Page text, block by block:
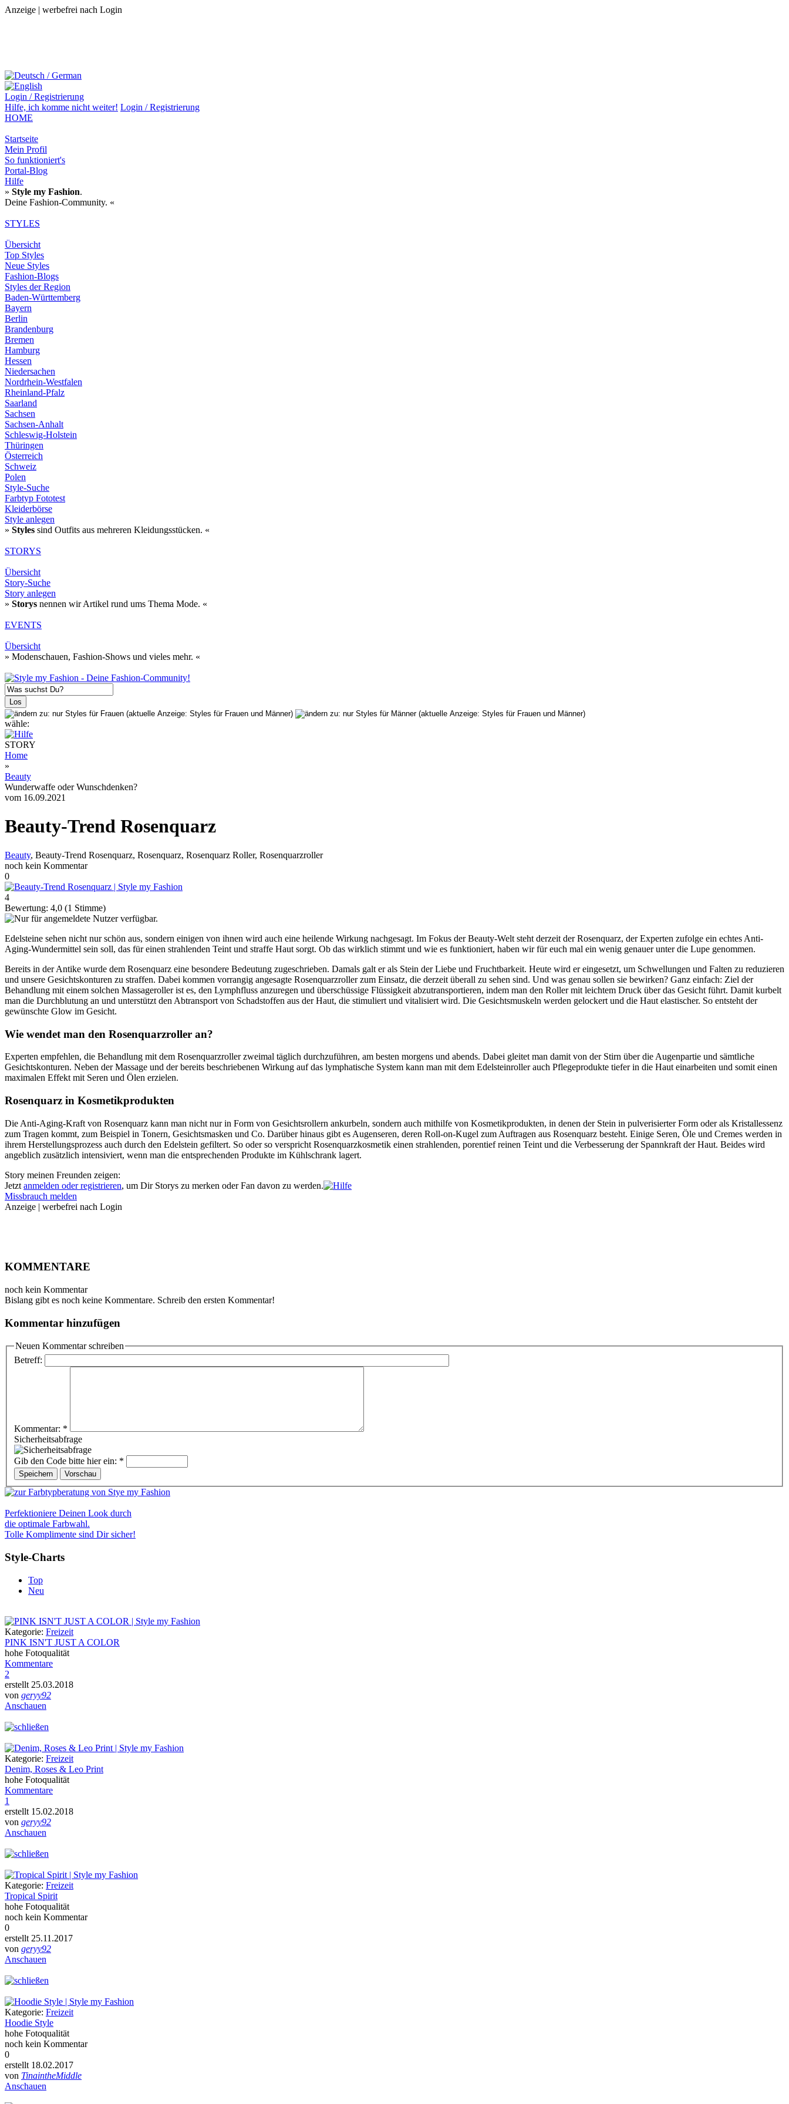
Anzeige | werbefrei nach Login
Login / Registrierung
Hilfe, ich komme nicht weiter! Login / Registrierung
HOME
Startseite
Mein Profil
So funktioniert's
Portal-Blog
Hilfe
» Style my Fashion.
Deine Fashion-Community. «
STYLES
Übersicht
Top Styles
Neue Styles
Fashion-Blogs
Styles der Region
Baden-Württemberg
Bayern
Berlin
Brandenburg
Bremen
Hamburg
Hessen
Niedersachen
Nordrhein-Westfalen
Rheinland-Pfalz
Saarland
Sachsen
Sachsen-Anhalt
Schleswig-Holstein
Thüringen
Österreich
Schweiz
Polen
Style-Suche
Farbtyp Fototest
Kleiderbörse
Style anlegen
» Styles sind Outfits aus mehreren Kleidungsstücken. «
STORYS
Übersicht
Story-Suche
Story anlegen
» Storys nennen wir Artikel rund ums Thema Mode. «
EVENTS
Übersicht
» Modenschauen, Fashion-Shows und vieles mehr. «
wähle:
STORY
Home
»
Beauty
Wunderwaffe oder Wunschdenken?
vom 16.09.2021
Beauty-Trend Rosenquarz
Beauty, Beauty-Trend Rosenquarz, Rosenquarz, Rosenquarz Roller, Rosenquarzroller
noch kein Kommentar
0
4
Bewertung: 4,0 (1 Stimme)
Edelsteine sehen nicht nur schön aus, sondern einigen von ihnen wird auch eine heilende Wirkung nachgesagt. Im Fokus der Beauty-Welt steht derzeit der Rosenquarz, der Experten zufolge ein echtes Anti-
Aging-Wundermittel sein soll, das für einen strahlenden Teint und straffe Haut sorgt. Ob das wirklich stimmt und wie es funktioniert, haben wir für euch mal ein wenig genauer unter die Lupe genommen.
Bereits in der Antike wurde dem Rosenquarz eine besondere Bedeutung zugeschrieben. Damals galt er als Stein der Liebe und Fruchtbarkeit. Heute wird er eingesetzt, um Schwellungen und Falten zu reduzieren
und unsere Gesichtskonturen zu straffen. Dabei kommen vorrangig angesagte Rosenquarzroller zum Einsatz, die derzeit überall zu sehen sind. Und was genau sollen sie bewirken? Ganz einfach: Ziel der
Behandlung mit einem solchen Massageroller ist es, den Lymphfluss anzuregen und überschüssige Flüssigkeit abzutransportieren, indem man den Roller mit leichtem Druck über das Gesicht führt. Damit kurbelt
man die Durchblutung an und unterstützt den Abtransport von Schadstoffen aus der Haut, die stimuliert und vitalisiert wird. Die Gesichtsmuskeln werden gelockert und die Haut elastischer. So entsteht der
gewünschte Glow im Gesicht.
Wie wendet man den Rosenquarzroller an?
Experten empfehlen, die Behandlung mit dem Rosenquarzroller zweimal täglich durchzuführen, am besten morgens und abends. Dabei gleitet man damit von der Stirn über die Augenpartie und sämtliche
Gesichtskonturen. Neben der Massage und der bereits beschriebenen Wirkung auf das lymphatische System kann man mit dem Edelsteinroller auch Pflegeprodukte tiefer in die Haut einarbeiten und somit einen
maximalen Effekt mit Seren und Ölen erzielen.
Rosenquarz in Kosmetikprodukten
Die Anti-Aging-Kraft von Rosenquarz kann man nicht nur in Form von Gesichtsrollern ankurbeln, sondern auch mithilfe von Kosmetikprodukten, in denen der Stein in pulverisierter Form oder als Kristallessenz
zum Tragen kommt, zum Beispiel in Tonern, Gesichtsmasken und Co. Darüber hinaus gibt es Augenseren, deren Roll-on-Kugel zum Auftragen aus Rosenquarz besteht. Einige Seren, Öle und Cremes werden in
ihrem Herstellungsprozess auch durch den Edelstein gefiltert. So oder so verspricht Rosenquarzkosmetik einen strahlenden, porentief reinen Teint und die Verbesserung der Spannkraft der Haut. Beides wird
angeblich zusätzlich intensiviert, wenn man die entsprechenden Produkte im Kühlschrank lagert.
Story meinen Freunden zeigen:
Jetzt anmelden oder registrieren, um Dir Storys zu merken oder Fan davon zu werden.
Missbrauch melden
Anzeige | werbefrei nach Login
KOMMENTARE
noch kein Kommentar
Bislang gibt es noch keine Kommentare. Schreib den ersten Kommentar!
Kommentar hinzufügen
Neuen Kommentar schreiben
Betreff:
Kommentar: *
Sicherheitsabfrage
Gib den Code bitte hier ein: *
Perfektioniere Deinen Look durch
die optimale Farbwahl.
Tolle Komplimente sind Dir sicher!
Style-Charts
Top
Neu
Kategorie: Freizeit
PINK ISN'T JUST A COLOR
hohe Fotoqualität
Kommentare
2
erstellt 25.03.2018
von geryy92
Anschauen
Kategorie: Freizeit
Denim, Roses & Leo Print
hohe Fotoqualität
Kommentare
1
erstellt 15.02.2018
von geryy92
Anschauen
Kategorie: Freizeit
Tropical Spirit
hohe Fotoqualität
noch kein Kommentar
0
erstellt 25.11.2017
von geryy92
Anschauen
Kategorie: Freizeit
Hoodie Style
hohe Fotoqualität
noch kein Kommentar
0
erstellt 18.02.2017
von TinaintheMiddle
Anschauen